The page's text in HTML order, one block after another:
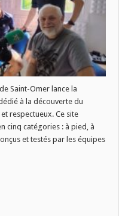
Saint-Omer lance la
à la découverte du
respectueux. Ce site
cinq catégories : à pied, à
et testés par les équipes